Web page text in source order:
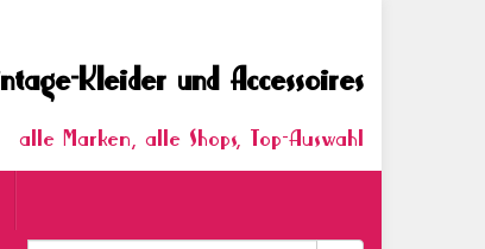
Kleider und Accessoires
alle Marken, alle Shops, Top-Auswahl